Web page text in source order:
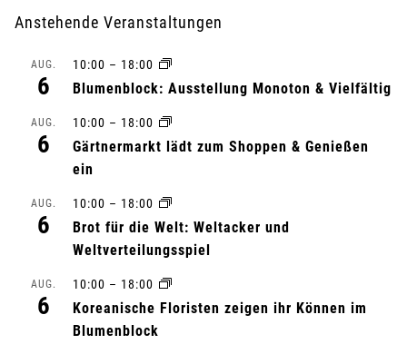
a
Anstehende Veranstaltungen
AUG.
6
10:00 – 18:00
Blumenblock: Ausstellung Monoton & Vielfältig
AUG.
6
10:00 – 18:00
Gärtnermarkt lädt zum Shoppen & Genießen
ein
AUG.
6
10:00 – 18:00
Brot für die Welt: Weltacker und
Weltverteilungsspiel
AUG.
6
10:00 – 18:00
Koreanische Floristen zeigen ihr Können im
Blumenblock